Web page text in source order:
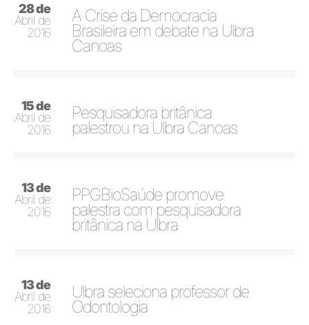
28 de
Abril de
2016
A Crise da Democracia
Brasileira em debate na Ulbra
Canoas
15 de
Abril de
2016
Pesquisadora britânica
palestrou na Ulbra Canoas
13 de
Abril de
2016
PPGBioSaúde promove
palestra com pesquisadora
britânica na Ulbra
13 de
Abril de
2016
Ulbra seleciona professor de
Odontologia